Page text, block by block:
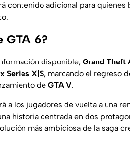
contenido adicional para
GTA 6?
disponible, Grand Theft
Series X|S, marcando el regreso
de GTA V.
a los jugadores de vuelta a una
historia centrada en dos
más ambiciosa de la saga